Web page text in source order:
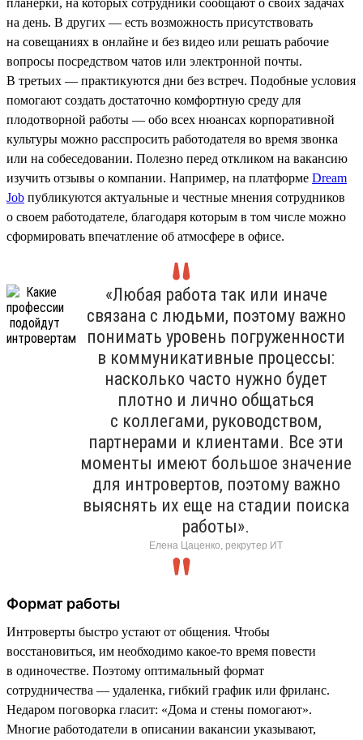
на день. В других — есть возможность присутствовать
на совещаниях в онлайне и без видео или решать рабочие
вопросы посредством чатов или электронной почты.
В третьих — практикуются дни без встреч. Подобные условия
помогают создать достаточно комфортную среду для
плодотворной работы — обо всех нюансах корпоративной
культуры можно расспросить работодателя во время звонка
или на собеседовании. Полезно перед откликом на вакансию
изучить отзывы о компании. Например, на платформе Dream
Job публикуются актуальные и честные мнения сотрудников
о своем работодателе, благодаря которым в том числе можно
сформировать впечатление об атмосфере в офисе.
«Любая работа так или иначе
связана с людьми, поэтому важно
понимать уровень погруженности
в коммуникативные процессы:
насколько часто нужно будет
плотно и лично общаться
с коллегами, руководством,
партнерами и клиентами. Все эти
моменты имеют большое значение
для интровертов, поэтому важно
выяснять их еще на стадии поиска
работы».
Елена Цаценко, рекрутер ИТ
Формат работы
Интроверты быстро устают от общения. Чтобы
восстановиться, им необходимо какое-то время повести
в одиночестве. Поэтому оптимальный формат
сотрудничества — удаленка, гибкий график или фриланс.
Недаром поговорка гласит: «Дома и стены помогают».
Многие работодатели в описании вакансии указывают,